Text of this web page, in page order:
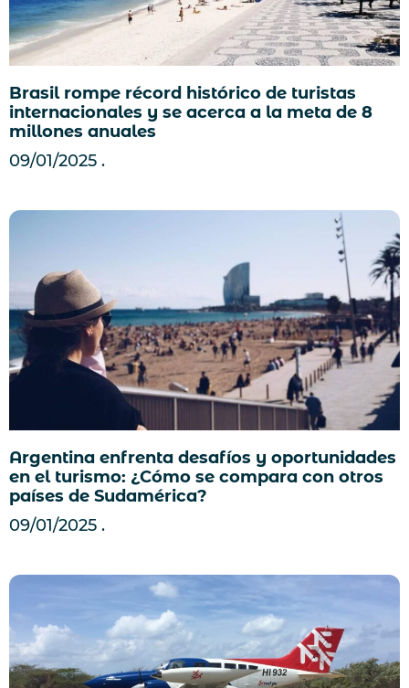
Brasil rompe récord histórico de turistas
internacionales y se acerca a la meta de 8
millones anuales
09/01/2025
Argentina enfrenta desafíos y oportunidades
en el turismo: ¿Cómo se compara con otros
países de Sudamérica?
09/01/2025